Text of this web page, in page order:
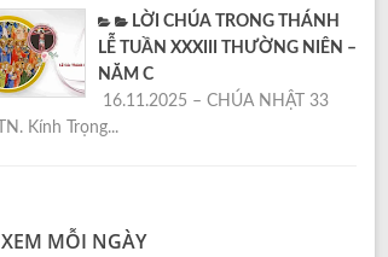
LỜI CHÚA TRONG THÁNH
LỄ TUẦN XXXIII THƯỜNG NIÊN –
NĂM C
16.11.2025 – CHÚA NHẬT 33
TN. Kính Trọng...
XEM MỖI NGÀY